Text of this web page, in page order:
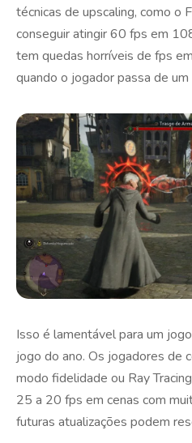
técnicas de upscaling, como o
conseguir atingir 60 fps em
tem quedas horríveis de fps
quando o jogador passa de
Isso é lamentável para um
jogo do ano. Os jogadores de
modo fidelidade ou Ray
25 a 20 fps em cenas com
futuras atualizações podem